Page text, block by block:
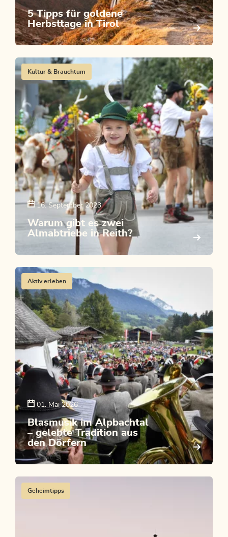
5 Tipps für goldene
Herbsttage in Tirol
Kultur & Brauchtum
16. September 2023
Warum gibt es zwei
Almabtriebe in Reith?
Aktiv erleben
01. Mai 2026
Blasmusik im Alpbachtal
– gelebte Tradition aus
den Dörfern
Geheimtipps